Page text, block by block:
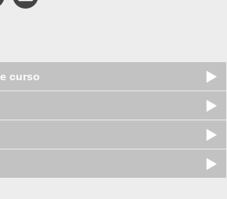
curso